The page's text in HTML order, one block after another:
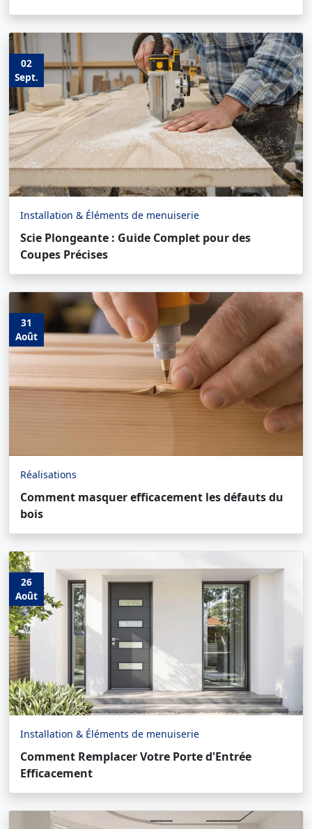
02
Sept.
Installation & Éléments de menuiserie
Scie Plongeante : Guide Complet pour des
Coupes Précises
31
Août
Réalisations
Comment masquer efficacement les défauts du
bois
26
Août
Installation & Éléments de menuiserie
Comment Remplacer Votre Porte d'Entrée
Efficacement